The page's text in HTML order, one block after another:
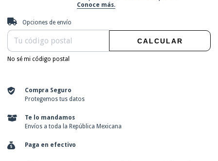
Entregas para el CP:
Opciones de envío
CALCULAR
No sé mi código postal
Compra Seguro
Protegemos tus datos
Te lo mandamos
Envíos a toda la República Mexicana
Paga en efectivo